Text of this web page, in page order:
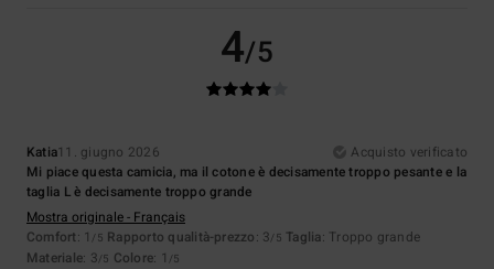
4/5
Katia11. giugno 2026
Acquisto verificato
Mi piace questa camicia, ma il cotone è decisamente troppo pesante e la
taglia L è decisamente troppo grande
Mostra originale - Français
Comfort: 1 /5 Rapporto qualità-prezzo: 3/5 Taglia: Troppo grande
Materiale: 3/5 Colore: 1 /5